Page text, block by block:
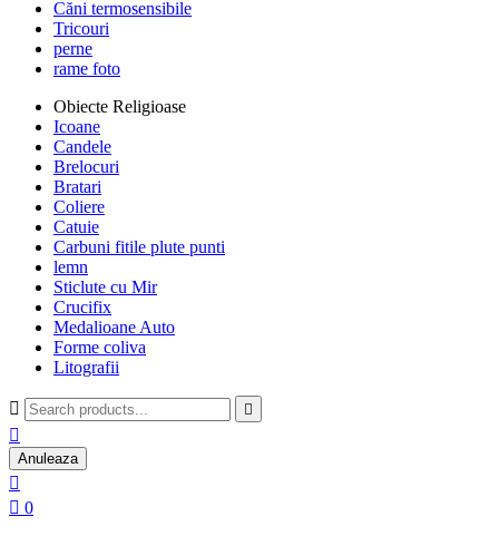
Căni termosensibile
Tricouri
perne
rame foto
Obiecte Religioase
Icoane
Candele
Brelocuri
Bratari
Coliere
Catuie
Carbuni fitile plute punti
lemn
Sticlute cu Mir
Crucifix
Medalioane Auto
Forme coliva
Litografii
 

Anuleaza

 0